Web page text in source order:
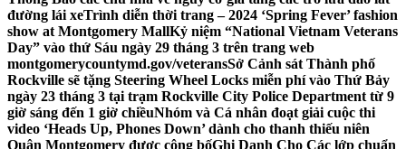
đường lái xeTrình diễn thời trang – 2024 ‘Spring Fever’ fashion
show at Montgomery MallKỷ niệm “National Vietnam Veterans
Day” vào thứ Sáu ngày 29 tháng 3 trên trang web
montgomerycountymd.gov/veteransSở Cảnh sát Thành phố
Rockville sẽ tặng Steering Wheel Locks miễn phí vào Thứ Bảy
ngày 23 tháng 3 tại trạm Rockville City Police Department từ 9
giờ sáng đến 1 giờ chiềuNhóm và Cá nhân đoạt giải cuộc thi
video ‘Heads Up, Phones Down’ dành cho thanh thiếu niên
Quận Montgomery được công bốGhi Danh Cho Các lớp chuẩn